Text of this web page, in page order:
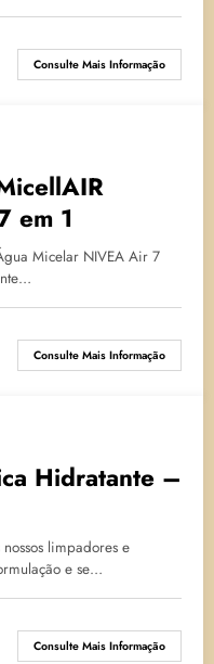
Consulte Mais Informação
em 1
Micelar NIVEA Air 7
Consulte Mais Informação
Hidratante –
limpadores e
e se…
Consulte Mais Informação